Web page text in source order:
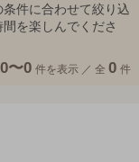
件に合わせて絞り込
を楽しんでくださ
0〜0 件を表示 ／ 全 0 件